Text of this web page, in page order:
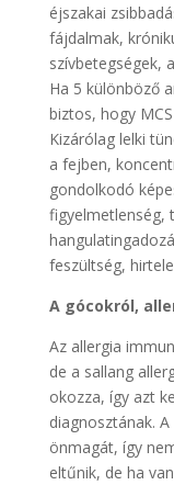
éjszakai
fájdalmak,
szívbetegségek,
Ha 5 különböző
biztos, hogy
Kizárólag lelki
a fejben,
gondolkodó
figyelmetlenség,
feszültség,
A gócokról,
Az allergia
de a sallang
okozza, így azt
diagnosztának.
önmagát, így
eltűnik, de ha